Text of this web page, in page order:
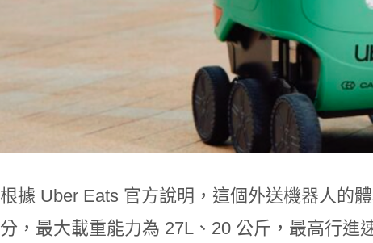
根據 Uber Eats 官方說明，這個外送機器人的
分，最大載重能力為 27L、20 公斤，最高行進